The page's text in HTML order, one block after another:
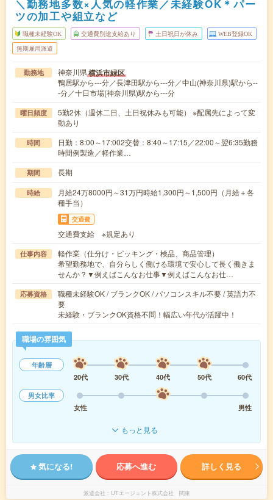
＼勤務地多数×人気の軽作業／未経験OK＊パー
ツの加工や組立など
職種未経験OK 交通費別途支給あり 土日祝日が休み WEB登録OK
無期雇用派遣
勤務地 神奈川県横浜市緑区
鴨居駅から---分／長津田駅から---分／中山(神奈川県)駅から--
-分／十日市場(神奈川県)駅から---分
曜日頻度
5勤2休（週休二日、土日祝休みも可能） ※配属先によって変
動あり
時間
日勤：8:00～17:002交替：8:40～17:15／22:00～翌6:35勤務
時間例製造／軽作業…
期間 長期
時給
月給24万8000円～31万円時給1,300円～1,500円（月給＋各
種手当）
交通費
交通費支給 ※規定あり
仕事内容
軽作業（仕分け・ピッキング・検品、商品管理）
希望勤務地で、自分らしく働ける環境で安心して長く働きま
せんか？▼例えばこんなお仕事▼例えばこんなお仕…
応募資格
職種未経験OK / ブランクOK / パソコンスキル不要 / 英語力不
要
未経験・ブランクOK資格不問！幅広い年代が活躍中！
職場の雰囲気
年齢層
20代
30代 40代 50代
60代
男女比率
女性
男性
もっと見る
気になる! 応募へ進む 詳しく見る
派遣会社 UTエージェント株式会社 関東